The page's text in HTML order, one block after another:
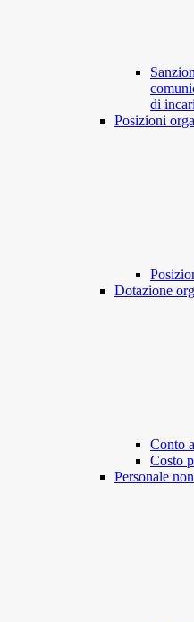
di
Posizioni
Dotazione
Conto
Costo
Personale